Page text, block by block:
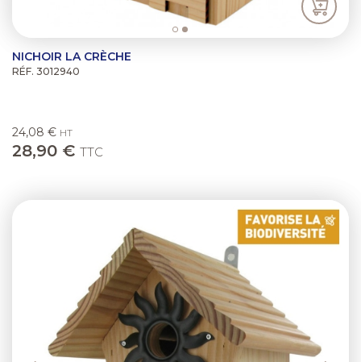
NICHOIR LA CRÈCHE
RÉF. 3012940
24,08 € HT
28,90 € TTC
Next